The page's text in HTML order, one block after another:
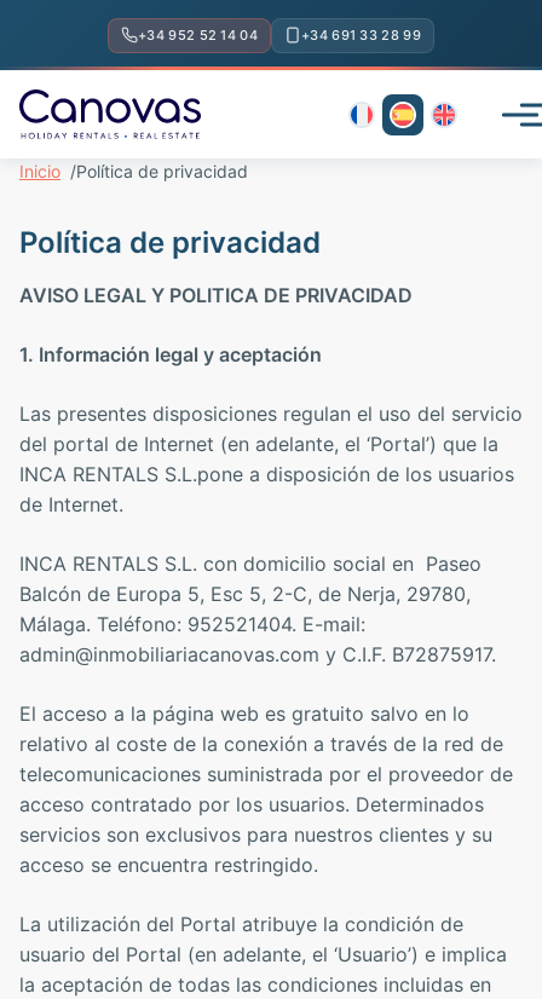
+34 952 52 14 04 +34 691 33 28 99
Inicio Política de privacidad
Política de privacidad
AVISO LEGAL Y POLITICA DE PRIVACIDAD
1. Información legal y aceptación
Las presentes disposiciones regulan el uso del servicio
del portal de Internet (en adelante, el ‘Portal’) que la
INCA RENTALS S.L.pone a disposición de los usuarios
de Internet.
INCA RENTALS S.L. con domicilio social en Paseo
Balcón de Europa 5, Esc 5, 2-C, de Nerja, 29780,
Málaga. Teléfono: 952521404. E-mail:
admin@inmobiliariacanovas.com y C.I.F. B72875917.
El acceso a la página web es gratuito salvo en lo
relativo al coste de la conexión a través de la red de
telecomunicaciones suministrada por el proveedor de
acceso contratado por los usuarios. Determinados
servicios son exclusivos para nuestros clientes y su
acceso se encuentra restringido.
La utilización del Portal atribuye la condición de
usuario del Portal (en adelante, el ‘Usuario’) e implica
la aceptación de todas las condiciones incluidas en
Online